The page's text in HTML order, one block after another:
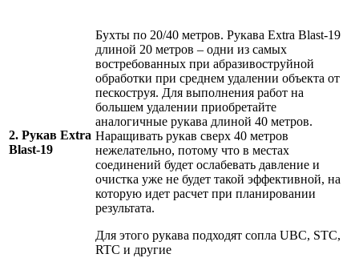
2. Рукав Extra
Blast-19
Бухты по 20/40 метров. Рукава Extra Blast-19
длиной 20 метров – одни из самых
востребованных при абразивоструйной
обработки при среднем удалении объекта от
пескоструя. Для выполнения работ на
большем удалении приобретайте
аналогичные рукава длиной 40 метров.
Наращивать рукав сверх 40 метров
нежелательно, потому что в местах
соединений будет ослабевать давление и
очистка уже не будет такой эффективной, на
которую идет расчет при планировании
результата.
Для этого рукава подходят сопла UBC, STC,
RTC и другие